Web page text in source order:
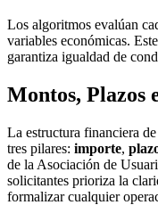
Los algoritmos evalúan
variables económicas.
garantiza igualdad de
Montos, Plazos
La estructura financiera
tres pilares: importe,
de la Asociación de
solicitantes prioriza la
formalizar cualquier